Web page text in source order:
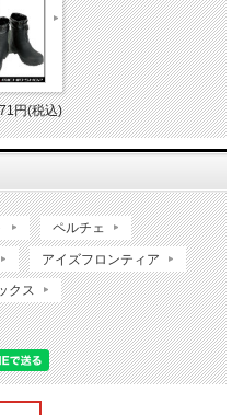
円(税込)
ペルチェ
アイズフロンティア
クス